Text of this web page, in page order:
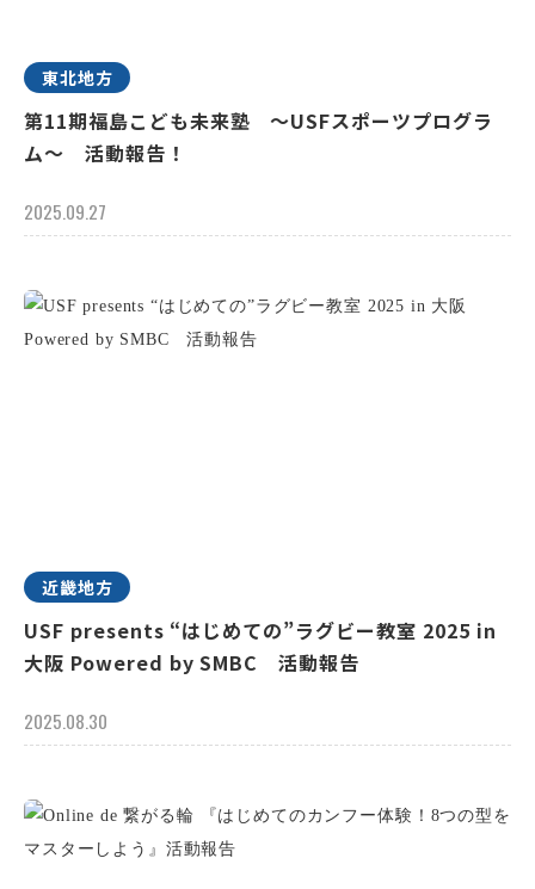
東北地方
第11期福島こども未来塾 ～USFスポーツプログラ
ム～ 活動報告！
2025.09.27
近畿地方
USF presents “はじめての”ラグビー教室 2025 in
大阪 Powered by SMBC 活動報告
2025.08.30